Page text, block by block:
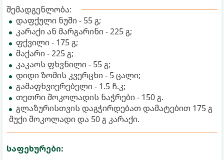
შემადგენლობა:
დაფქული ნუში - 55 გ;
კარაქი ან მარგარინი - 225 გ;
ფქვილი - 175 გ;
შაქარი - 225 გ;
კაკაოს ფხვნილი - 55 გ;
დიდი ზომის კვერცხი - 5 ცალი;
გამაფხვიერებელი - 1.5 ჩ.კ;
თეთრი შოკოლადის ნაჭრები - 150 გ.
გლაზურისთვის დაგჭირდებათ დამატებით 175 გ
მუქი შოკოლადი და 50 გ კარაქი.
საფეხურები: